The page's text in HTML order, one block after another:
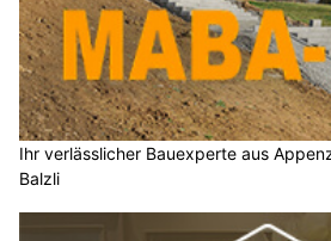
Ihr verlässlicher Bauexperte aus
Balzli